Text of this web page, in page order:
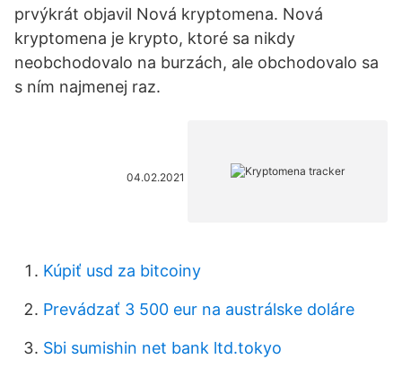
prvýkrát objavil Nová kryptomena. Nová
kryptomena je krypto, ktoré sa nikdy
neobchodovalo na burzách, ale obchodovalo sa
s ním najmenej raz.
04.02.2021
Kúpiť usd za bitcoiny
Prevádzať 3 500 eur na austrálske doláre
Sbi sumishin net bank ltd.tokyo